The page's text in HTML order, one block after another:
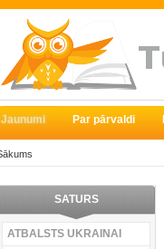
Jaunumi Par pārvaldi
SATURS
ATBALSTS UKRAINAI